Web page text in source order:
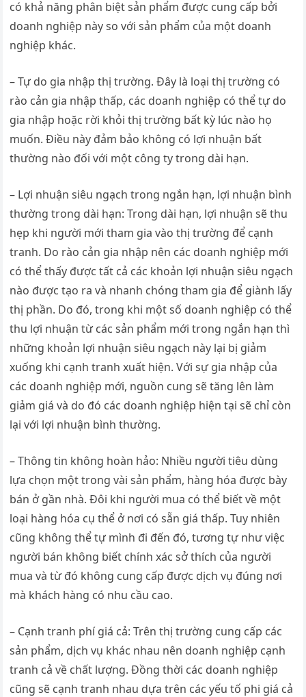
có khả năng phân biệt sản phẩm được cung cấp bởi
doanh nghiệp này so với sản phẩm của một doanh
nghiệp khác.
– Tự do gia nhập thị trường. Đây là loại thị trường có
rào cản gia nhập thấp, các doanh nghiệp có thể tự do
gia nhập hoặc rời khỏi thị trường bất kỳ lúc nào họ
muốn. Điều này đảm bảo không có lợi nhuận bất
thường nào đối với một công ty trong dài hạn.
– Lợi nhuận siêu ngạch trong ngắn hạn, lợi nhuận bình
thường trong dài hạn: Trong dài hạn, lợi nhuận sẽ thu
hẹp khi người mới tham gia vào thị trường để cạnh
tranh. Do rào cản gia nhập nên các doanh nghiệp mới
có thể thấy được tất cả các khoản lợi nhuận siêu ngạch
nào được tạo ra và nhanh chóng tham gia để giành lấy
thị phần. Do đó, trong khi một số doanh nghiệp có thể
thu lợi nhuận từ các sản phẩm mới trong ngắn hạn thì
những khoản lợi nhuận siêu ngạch này lại bị giảm
xuống khi cạnh tranh xuất hiện. Với sự gia nhập của
các doanh nghiệp mới, nguồn cung sẽ tăng lên làm
giảm giá và do đó các doanh nghiệp hiện tại sẽ chỉ còn
lại với lợi nhuận bình thường.
– Thông tin không hoàn hảo: Nhiều người tiêu dùng
lựa chọn một trong vài sản phẩm, hàng hóa được bày
bán ở gần nhà. Đôi khi người mua có thể biết về một
loại hàng hóa cụ thể ở nơi có sẵn giá thấp. Tuy nhiên
cũng không thể tự mình đi đến đó, tương tự như việc
người bán không biết chính xác sở thích của người
mua và từ đó không cung cấp được dịch vụ đúng nơi
mà khách hàng có nhu cầu cao.
– Cạnh tranh phí giá cả: Trên thị trường cung cấp các
sản phẩm, dịch vụ khác nhau nên doanh nghiệp cạnh
tranh cả về chất lượng. Đồng thời các doanh nghiệp
cũng sẽ cạnh tranh nhau dựa trên các yếu tố phi giá cả